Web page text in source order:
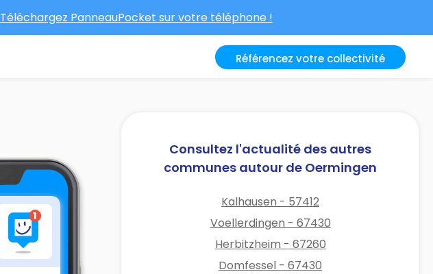
Téléchargez PanneauPocket sur votre téléphone !
Référencez votre collectivité
Consultez l'actualité des autres
communes autour de Oermingen
Kalhausen - 57412
Voellerdingen - 67430
Herbitzheim - 67260
Domfessel - 67430